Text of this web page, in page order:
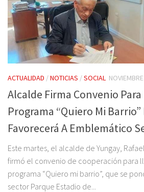
ACTUALIDAD /NOTICIAS /SOCIAL
Alcalde Firma Convenio
Programa “Quiero Mi
Favorecerá A Emblemático
Este martes, el alcalde de Yungay,
firmó el convenio de cooperación para
programa “Quiero mi barrio”, que se
sector Parque Estadio de...